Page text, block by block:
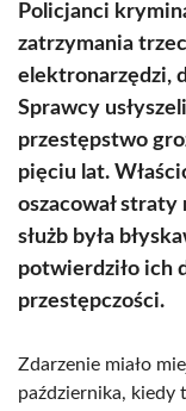
Policjanci
zatrzymania
elektronarzędzi,
Sprawcy
przestępstwo
pięciu lat.
oszacował
służb była
potwierdziło ich
przestępczości.
Zdarzenie miało
października, kiedy